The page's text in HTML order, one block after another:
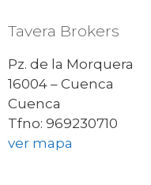
Tavera Brokers
Pz. de la Morquera
16004 – Cuenca
Cuenca
Tfno: 969230710
ver mapa